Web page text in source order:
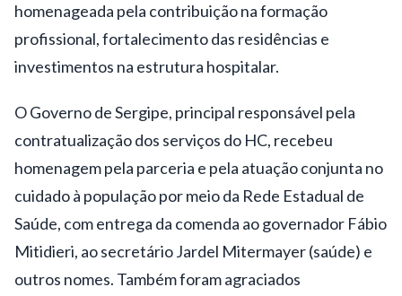
homenageada pela contribuição na formação
profissional, fortalecimento das residências e
investimentos na estrutura hospitalar.
O Governo de Sergipe, principal responsável pela
contratualização dos serviços do HC, recebeu
homenagem pela parceria e pela atuação conjunta no
cuidado à população por meio da Rede Estadual de
Saúde, com entrega da comenda ao governador Fábio
Mitidieri, ao secretário Jardel Mitermayer (saúde) e
outros nomes. Também foram agraciados